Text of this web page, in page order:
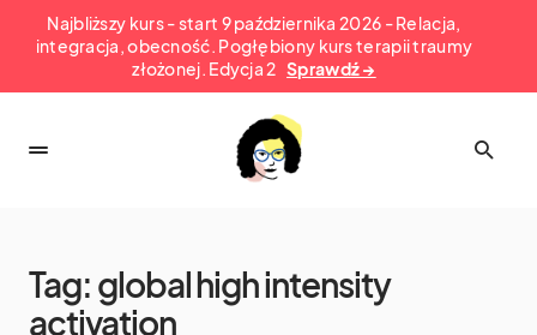
Najbliższy kurs - start 9 października 2026 - Relacja,
integracja, obecność. Pogłębiony kurs terapii traumy
złożonej. Edycja 2 Sprawdź →
Tag: global high intensity
activation